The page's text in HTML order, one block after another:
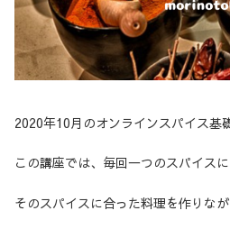
2020年10月のオンラインスパイス基
この講座では、毎回一つのスパイスに
そのスパイスに合った料理を作りな